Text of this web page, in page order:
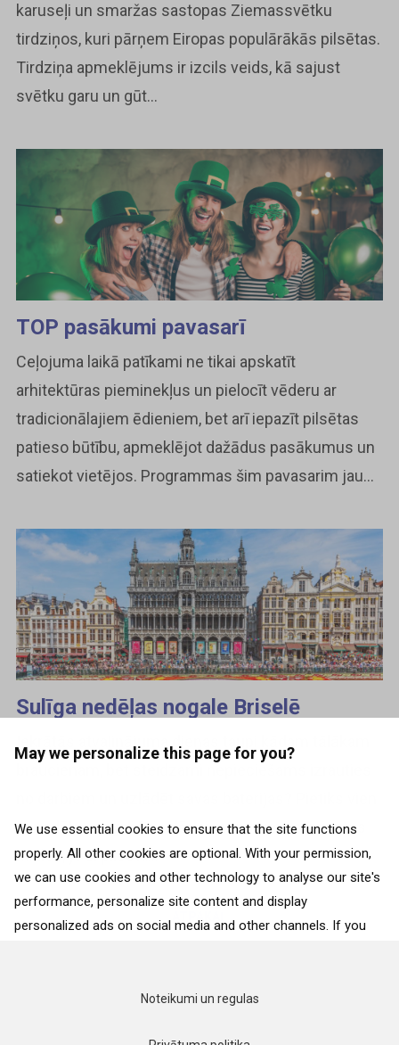
May we personalize this page for you?
We use essential cookies to ensure that the site functions
properly. All other cookies are optional. With your permission,
we can use cookies and other technology to analyse our site's
performance, personalize site content and display
personalized ads on social media and other channels. If you
interactions with the site, click on “Adjust selection”. To reject
karuseļi un smaržas sastopas Ziemassvētku
tirdziņos, kuri pārņem Eiropas populārākās pilsētas.
Tirdziņa apmeklējums ir izcils veids, kā sajust
svētku garu un gūt...
TOP pasākumi pavasarī
Ceļojuma laikā patīkami ne tikai apskatīt
arhitektūras pieminekļus un pielocīt vēderu ar
tradicionālajiem ēdieniem, bet arī iepazīt pilsētas
patieso būtību, apmeklējot dažādus pasākumus un
satiekot vietējos. Programmas šim pavasarim jau...
Sulīga nedēļas nogale Briselē
ar nedēļas nogali Briselē, lai mundrums atgrieztos
kaulos, jo šī pilsēta...
Noteikumi un regulas